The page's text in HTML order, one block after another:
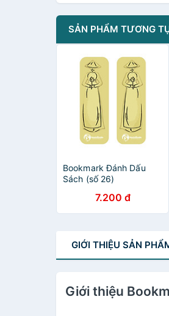
SẢN PHẨM TƯƠNG
Bookmark Đánh Dấu
Sách (số 26)
7.200 đ
GIỚI THIỆU SẢN
Giới thiệu